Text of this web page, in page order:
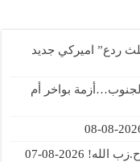
ردع” اميركي جديد
بواخر أم
2026-08-
الله! 2026-08-07